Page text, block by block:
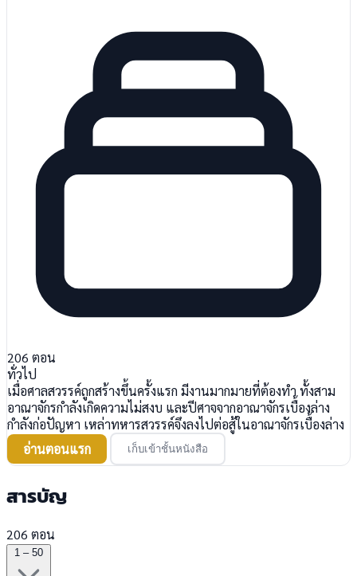
206 ตอน
ทั่วไป
เมื่อศาลสวรรค์ถูกสร้างขึ้นครั้งแรก มีงานมากมายที่ต้องทำ ทั้งสาม
อาณาจักรกำลังเกิดความไม่สงบ และปีศาจจากอาณาจักรเบื้องล่าง
กำลังก่อปัญหา เหล่าทหารสวรรค์จึงลงไปต่อสู้ในอาณาจักรเบื้องล่าง
อ่านตอนแรก
เก็บเข้าชั้นหนังสือ
สารบัญ
206 ตอน
1 – 50